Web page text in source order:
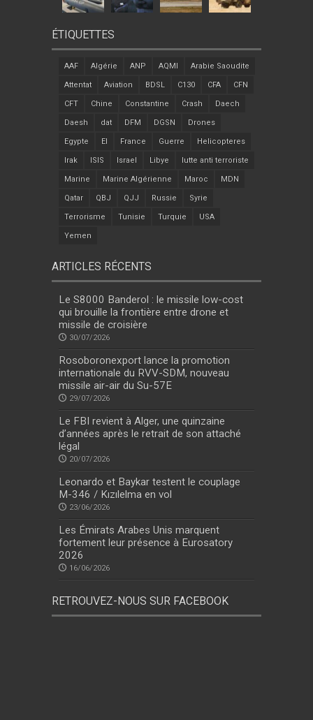
ÉTIQUETTES
AAF Algérie ANP AQMI Arabie Saoudite
Attentat Aviation BDSL C130 CFA CFN
CFT Chine Constantine Crash Daech
Daesh dat DFM DGSN Drones
Egypte EI France Guerre Helicopteres
Irak ISIS Israel Libye lutte anti terroriste
Marine Marine Algérienne Maroc MDN
Qatar QBJ QJJ Russie Syrie
Terrorisme Tunisie Turquie USA
Yemen
ARTICLES RÉCENTS
Le S8000 Banderol : le missile low-cost
qui brouille la frontière entre drone et
missile de croisière
30/07/2026
Rosoboronexport lance la promotion
internationale du RVV-SDM, nouveau
missile air-air du Su-57E
29/07/2026
Le FBI revient à Alger, une quinzaine
d’années après le retrait de son attaché
légal
20/07/2026
Leonardo et Baykar testent le couplage
M-346 / Kızılelma en vol
23/06/2026
Les Émirats Arabes Unis marquent
fortement leur présence à Eurosatory
2026
16/06/2026
RETROUVEZ-NOUS SUR FACEBOOK